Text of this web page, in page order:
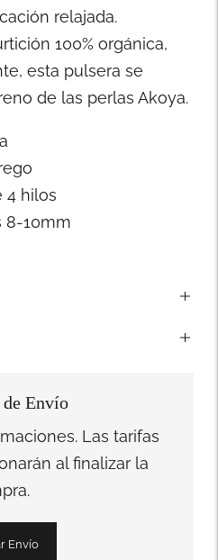
relajada.
100% orgánica,
esta pulsera se
de las perlas Akoya.
4 hilos
8-10mm
Envío
Las tarifas
al finalizar la
Envío